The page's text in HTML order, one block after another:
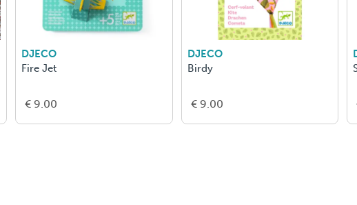
DJECO
Fire Jet
€ 9.00
DJECO
Birdy
€ 9.00